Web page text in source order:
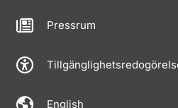
Pressrum
English